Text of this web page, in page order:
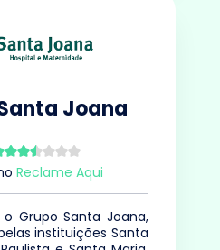
Joana
Reclame Aqui
Grupo Santa Joana,
instituições Santa